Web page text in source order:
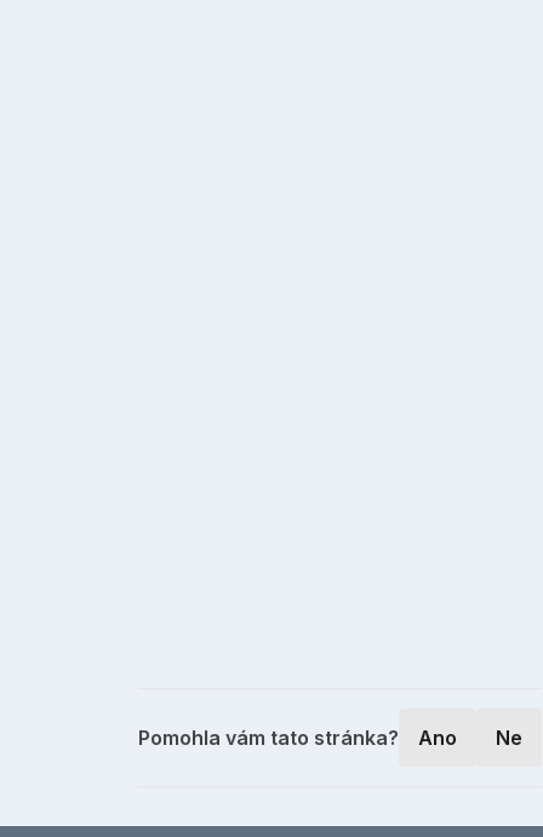
Pomohla vám tato stránka? Ano Ne